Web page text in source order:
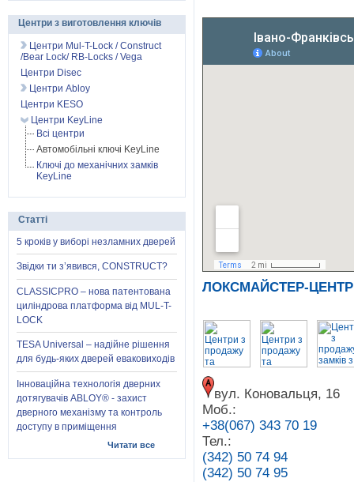
ЛОКСМАЙСТЕР-
вул. Коновальця, 16
Моб.:
+38(067) 343 70 19
Тел.:
(342) 50 74 94
(342) 50 74 95
Центри з виготовлення ключів
Центри Mul-T-Lock / Construct
/Bear Lock/ RB-Locks / Vega
Центри Disec
Центри Abloy
Центри KESO
Центри KeyLine
Всі центри
Автомобільні ключі KeyLine
Ключі до механічних замків
KeyLine
Статті
5 кроків у виборі незламних дверей
Звідки ти з’явився, CONSTRUCT?
CLASSICPRO – нова патентована
циліндрова платформа від MUL-T-
LOCK
TESA Universal – надійне рішення
для будь-яких дверей еваковиходів
Інноваційна технологія дверних
дотягувачів ABLOY® - захист
дверного механізму та контроль
доступу в приміщення
Читати все